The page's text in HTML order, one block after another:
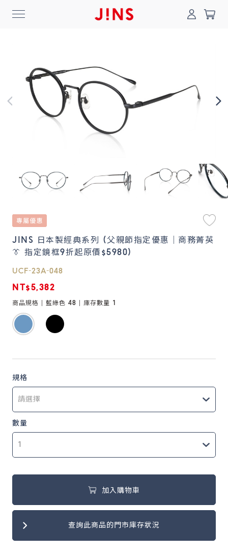
登入/註冊 門市一覽 我的最愛
最新消息
Collection
Online Shop
鏡片說明
Lens
常見問題
FAQ
0
JINS 日本製經典系列 (父親節指定優惠｜商務菁英
👔 指定鏡框9折起原價$5980)
UCF-23A-048
NT$5,382
商品規格 | 藍綠色 48 | 庫存數量 1
規格
數量
加入購物車
查詢此商品的門市庫存狀況